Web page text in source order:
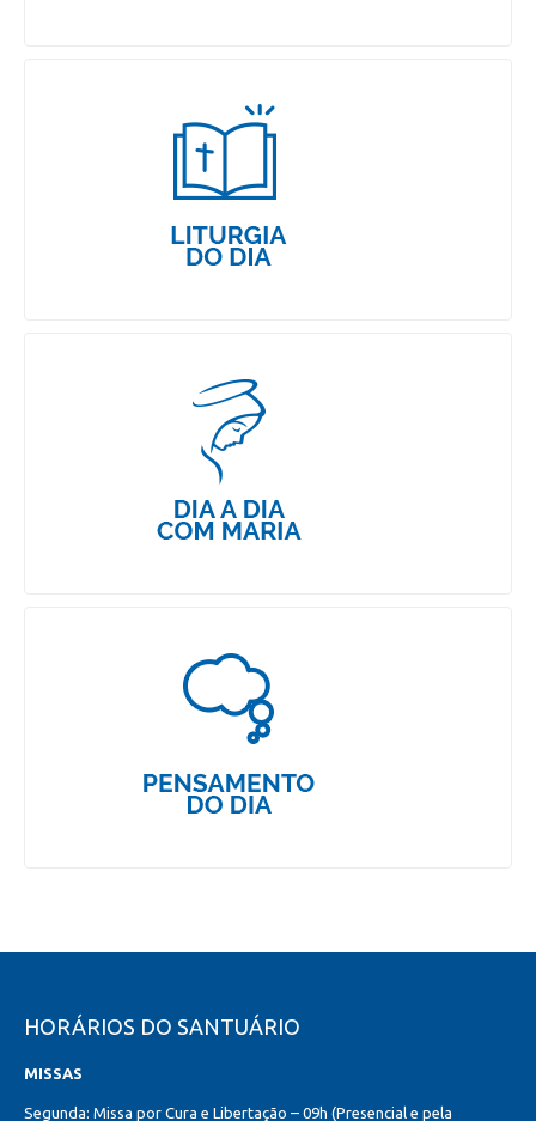
HORÁRIOS DO SANTUÁRIO
MISSAS
Segunda: Missa por Cura e Libertação – 09h (Presencial e pela